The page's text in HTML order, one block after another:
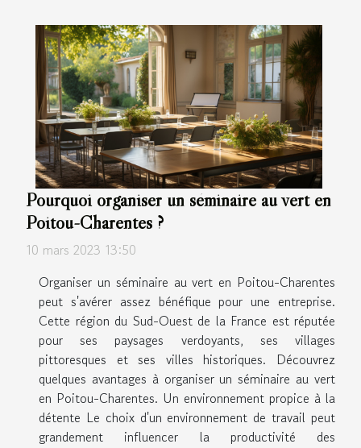
Pourquoi organiser un séminaire au vert en
Poitou-Charentes ?
10 mars 2023 13:50
Organiser un séminaire au vert en Poitou-Charentes
peut s'avérer assez bénéfique pour une entreprise.
Cette région du Sud-Ouest de la France est réputée
pour ses paysages verdoyants, ses villages
pittoresques et ses villes historiques. Découvrez
quelques avantages à organiser un séminaire au vert
en Poitou-Charentes. Un environnement propice à la
détente Le choix d'un environnement de travail peut
grandement influencer la productivité des